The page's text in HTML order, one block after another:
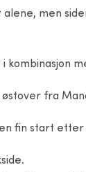
men
fra
fin start